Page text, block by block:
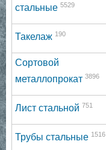
стальные 5529
Такелаж 190
Сортовой
металлопрокат 3896
Лист стальной 751
Трубы стальные 1516